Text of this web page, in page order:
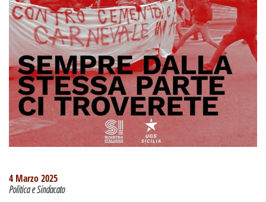
4 Marzo 2025
Politica e Sindacato